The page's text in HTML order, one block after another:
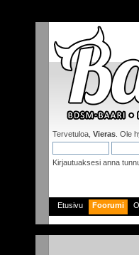
Tervetuloa, Vieras . Ole
Kirjautuaksesi anna
Etusivu Foorumi